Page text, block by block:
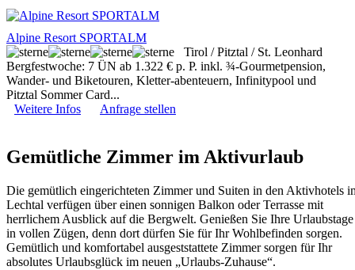
Alpine Resort SPORTALM
Tirol / Pitztal / St. Leonhard
Bergfestwoche: 7 ÜN ab 1.322 € p. P. inkl. ¾-Gourmetpension,
Wander- und Biketouren, Kletter-abenteuern, Infinitypool und
Pitztal Sommer Card...
Weitere Infos
Anfrage stellen
Gemütliche Zimmer im Aktivurlaub
Die gemütlich eingerichteten Zimmer und Suiten in den Aktivhotels
Lechtal verfügen über einen sonnigen Balkon oder Terrasse mit
herrlichem Ausblick auf die Bergwelt. Genießen Sie Ihre Urlaubstage
in vollen Zügen, denn dort dürfen Sie für Ihr Wohlbefinden sorgen.
Gemütlich und komfortabel ausgeststattete Zimmer sorgen für Ihr
absolutes Urlaubsglück im neuen „Urlaubs-Zuhause“.